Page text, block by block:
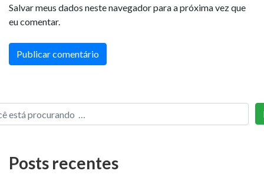
Salvar meus dados neste navegador para a próxima vez que
eu comentar.
Posts recentes